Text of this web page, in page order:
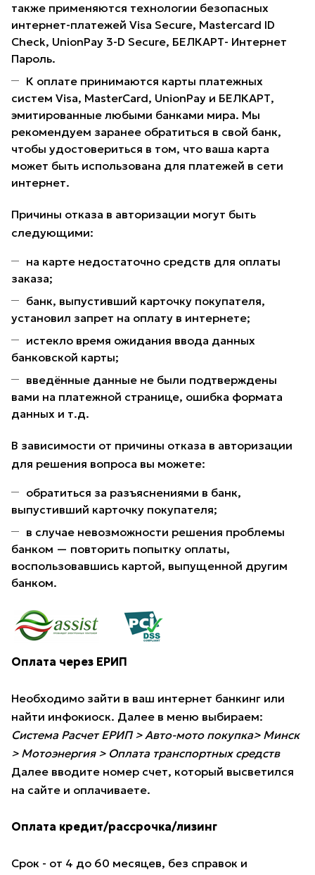
также применяются технологии безопасных
интернет-платежей Visa Secure, Mastercard ID
Check, UnionPay 3-D Secure, БЕЛКАРТ- Интернет
Пароль.
К оплате принимаются карты платежных
систем Visa, MasterCard, UnionPay и БЕЛКАРТ,
эмитированные любыми банками мира. Мы
рекомендуем заранее обратиться в свой банк,
чтобы удостовериться в том, что ваша карта
может быть использована для платежей в сети
интернет.
Причины отказа в авторизации могут быть
следующими:
на карте недостаточно средств для оплаты
заказа;
банк, выпустивший карточку покупателя,
установил запрет на оплату в интернете;
истекло время ожидания ввода данных
банковской карты;
введённые данные не были подтверждены
вами на платежной странице, ошибка формата
данных и т.д.
В зависимости от причины отказа в авторизации
для решения вопроса вы можете:
обратиться за разъяснениями в банк,
выпустивший карточку покупателя;
в случае невозможности решения проблемы
банком — повторить попытку оплаты,
воспользовавшись картой, выпущенной другим
банком.
Оплата через ЕРИП
Необходимо зайти в ваш интернет банкинг или
найти инфокиоск. Далее в меню выбираем:
Система Расчет ЕРИП > Авто-мото покупка> Минск
> Мотоэнергия > Оплата транспортных средств
Далее вводите номер счет, который высветился
на сайте и оплачиваете.
Оплата кредит/рассрочка/лизинг
Срок - от 4 до 60 месяцев, без справок и